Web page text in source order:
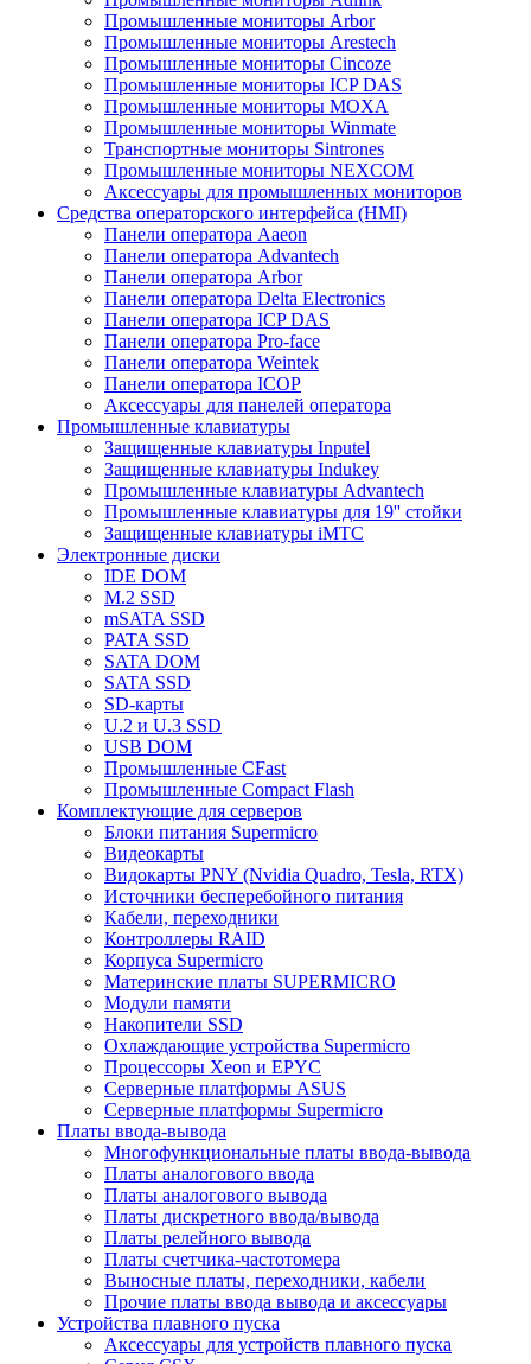
Промышленные мониторы Arbor
Промышленные мониторы Arestech
Промышленные мониторы Cincoze
Промышленные мониторы ICP DAS
Промышленные мониторы MOXA
Промышленные мониторы Winmate
Транспортные мониторы Sintrones
Промышленные мониторы NEXCOM
Аксессуары для промышленных мониторов
Средства операторского интерфейса (HMI)
Панели оператора Aaeon
Панели оператора Advantech
Панели оператора Arbor
Панели оператора Delta Electronics
Панели оператора ICP DAS
Панели оператора Pro-face
Панели оператора Weintek
Панели оператора ICOP
Аксессуары для панелей оператора
Промышленные клавиатуры
Защищенные клавиатуры Inputel
Защищенные клавиатуры Indukey
Промышленные клавиатуры Advantech
Промышленные клавиатуры для 19'' стойки
Защищенные клавиатуры iMTC
Электронные диски
IDE DOM
M.2 SSD
mSATA SSD
PATA SSD
SATA DOM
SATA SSD
SD-карты
U.2 и U.3 SSD
USB DOM
Промышленные CFast
Промышленные Compact Flash
Комплектующие для серверов
Блоки питания Supermicro
Видеокарты
Видокарты PNY (Nvidia Quadro, Tesla, RTX)
Источники бесперебойного питания
Кабели, переходники
Контроллеры RAID
Корпуса Supermicro
Материнские платы SUPERMICRO
Модули памяти
Накопители SSD
Охлаждающие устройства Supermicro
Процессоры Xeon и EPYC
Серверные платформы ASUS
Серверные платформы Supermicro
Платы ввода-вывода
Многофункциональные платы ввода-вывода
Платы аналогового ввода
Платы аналогового вывода
Платы дискретного ввода/вывода
Платы релейного вывода
Платы счетчика-частотомера
Выносные платы, переходники, кабели
Прочие платы ввода вывода и аксессуары
Устройства плавного пуска
Аксессуары для устройств плавного пуска